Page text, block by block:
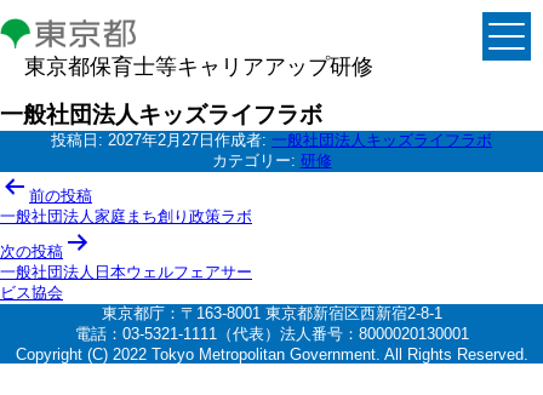
東京都保育士等キャリアアップ研修
一般社団法人キッズライフラボ
投稿日: 2027年2月27日 作成者: 一般社団法人キッズライフラボ
カテゴリー: 研修
投
稿
ナ
ビ
ゲ
ー
前の投稿
一般社団法人家庭まち創り政策ラボ
次の投稿
一般社団法人日本ウェルフェアサー
ビス協会
東京都庁：〒163-8001 東京都新宿区西新宿2-8-1
電話：03-5321-1111（代表）法人番号：8000020130001
Copyright (C) 2022 Tokyo Metropolitan Government. All Rights Reserved.